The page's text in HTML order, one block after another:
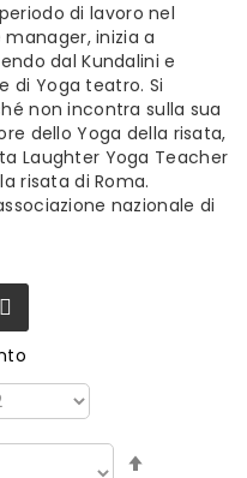
di lavoro nel
inizia a
dal Kundalini e
di Yoga teatro. Si
non incontra sulla sua
dello Yoga della risata,
Laughter Yoga Teacher
risata di Roma.
nazionale di